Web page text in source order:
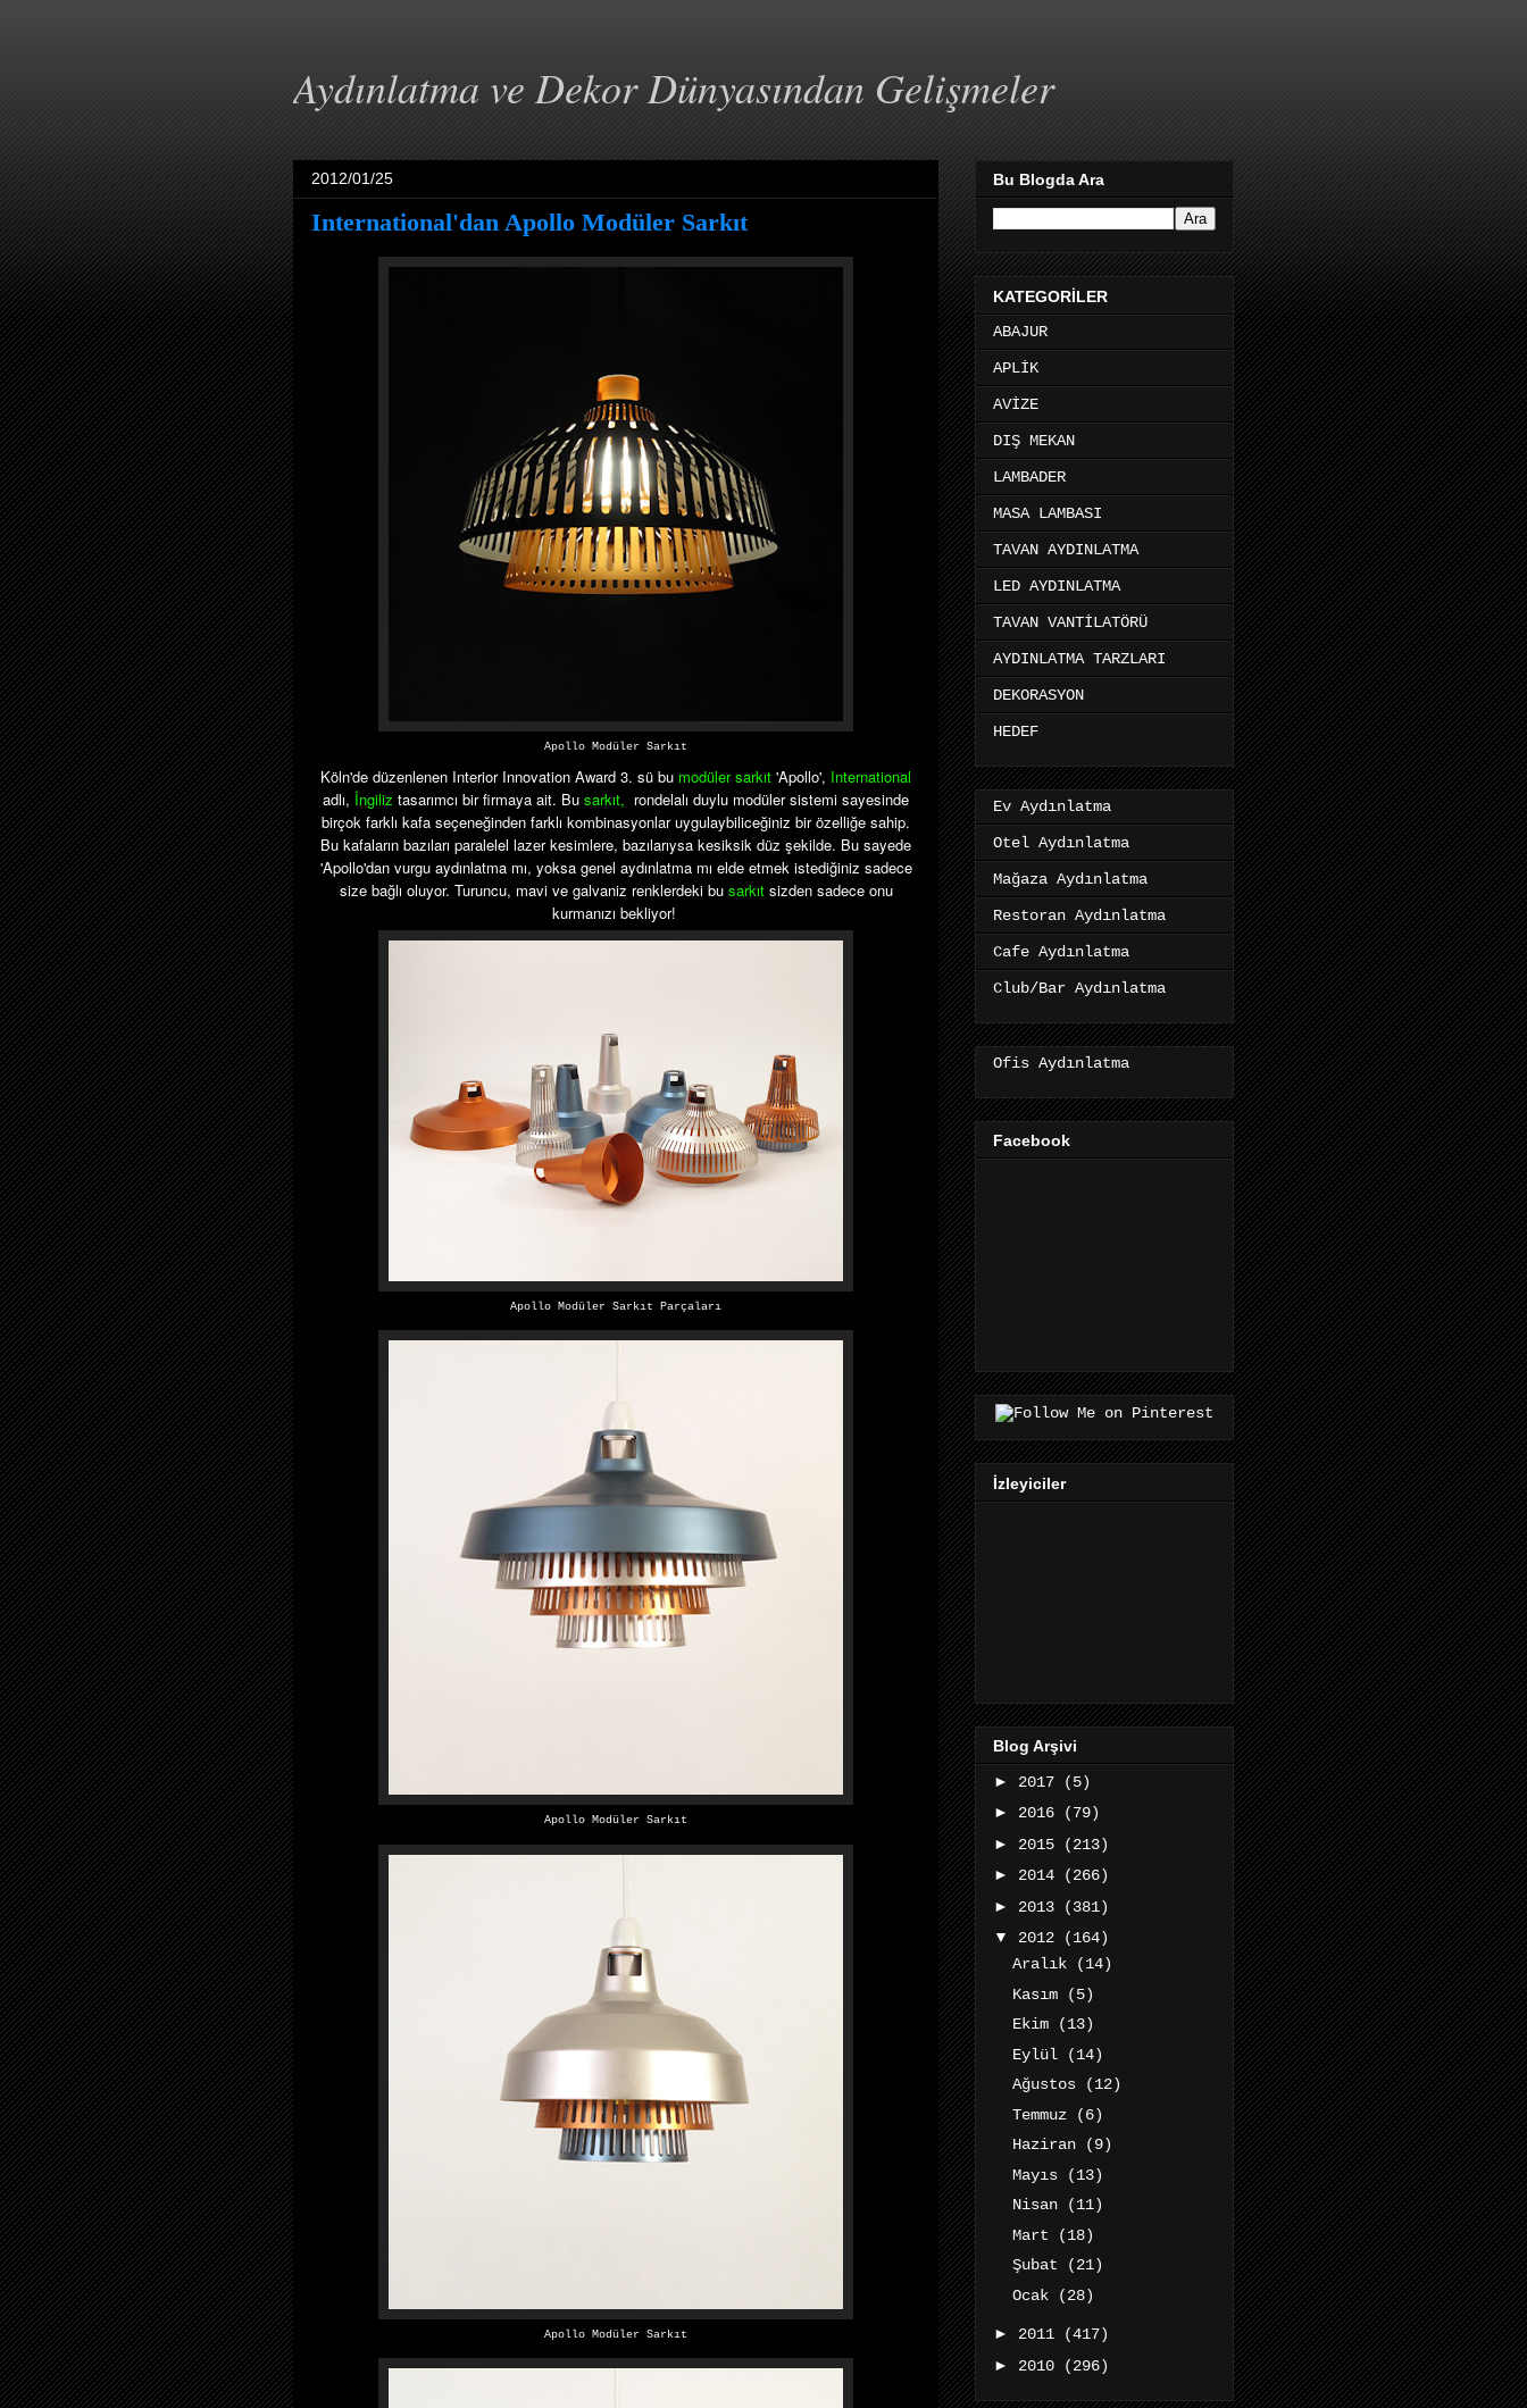
Aydınlatma ve Dekor Dünyasından Gelişmeler
2012/01/25
International'dan Apollo Modüler Sarkıt
Apollo Modüler Sarkıt
Köln'de düzenlenen Interior Innovation Award 3. sü bu modüler sarkıt 'Apollo', International
adlı, İngiliz tasarımcı bir firmaya ait. Bu sarkıt, rondelalı duylu modüler sistemi sayesinde
birçok farklı kafa seçeneğinden farklı kombinasyonlar uygulaybiliceğiniz bir özelliğe sahip.
Bu kafaların bazıları paralelel lazer kesimlere, bazılarıysa kesiksik düz şekilde. Bu sayede
'Apollo'dan vurgu aydınlatma mı, yoksa genel aydınlatma mı elde etmek istediğiniz sadece
size bağlı oluyor. Turuncu, mavi ve galvaniz renklerdeki bu sarkıtsizden sadece onu
kurmanızı bekliyor!
Apollo Modüler Sarkıt Parçaları
Apollo Modüler Sarkıt
Apollo Modüler Sarkıt
Bu Blogda Ara
KATEGORİLER
ABAJUR
APLİK
AVİZE
DIŞ MEKAN
LAMBADER
MASA LAMBASI
TAVAN AYDINLATMA
LED AYDINLATMA
TAVAN VANTİLATÖRÜ
AYDINLATMA TARZLARI
DEKORASYON
HEDEF
Ev Aydınlatma
Otel Aydınlatma
Mağaza Aydınlatma
Restoran Aydınlatma
Cafe Aydınlatma
Club/Bar Aydınlatma
Ofis Aydınlatma
Facebook
İzleyiciler
Blog Arşivi
► 2017
(5)
► 2016
(79)
► 2015
(213)
► 2014
(266)
► 2013
(381)
▼ 2012
(164)
Aralık
(14)
Kasım
(5)
Ekim
(13)
Eylül
(14)
Ağustos
(12)
Temmuz
(6)
Haziran
(9)
Mayıs
(13)
Nisan
(11)
Mart
(18)
Şubat
(21)
Ocak
(28)
► 2011
(417)
► 2010 (296)